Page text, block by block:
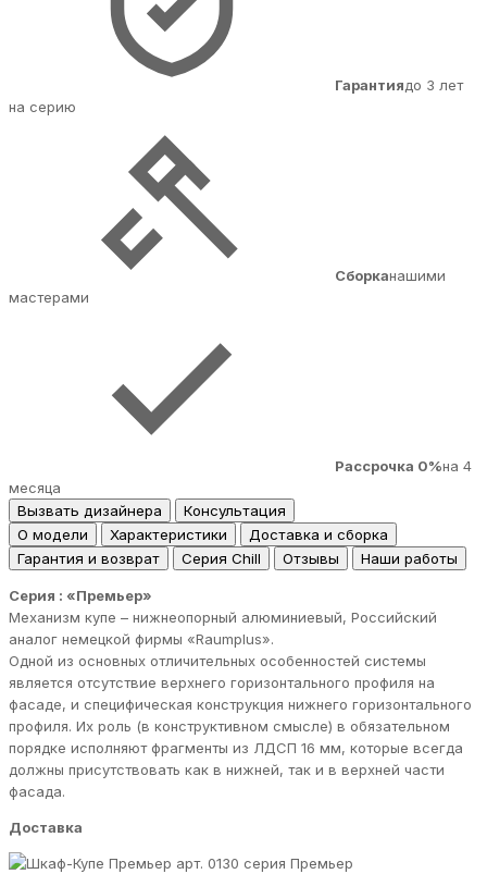
Гарантиядо 3 лет
на серию
Сборканашими
мастерами
Рассрочка 0%на 4
месяца
Вызвать дизайнера
Консультация
О модели
Характеристики
Доставка и сборка
Гарантия и возврат
Серия Chill Отзывы Наши работы
Серия : «Премьер»
Механизм купе – нижнеопорный алюминиевый, Российский
аналог немецкой фирмы «Raumрlus».
Одной из основных отличительных особенностей системы
является отсутствие верхнего горизонтального профиля на
фасаде, и специфическая конструкция нижнего горизонтального
профиля. Их роль (в конструктивном смысле) в обязательном
порядке исполняют фрагменты из ЛДСП 16 мм, которые всегда
должны присутствовать как в нижней, так и в верхней части
фасада.
Доставка
серия Премьер